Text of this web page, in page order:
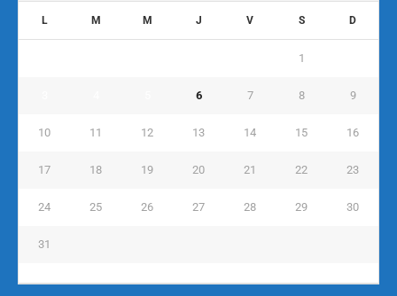
L M M J V S D
1
6 7 8 9
10 11 12 13 14 15 16
17 18 19 20 21 22 23
24 25 26 27 28 29 30
31